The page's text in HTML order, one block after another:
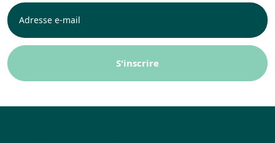
E-
mailadres *
S'inscrire